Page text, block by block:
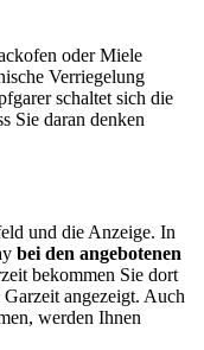
oder Miele
Verriegelung
schaltet sich die
Sie daran denken
und die Anzeige. In
bei den angebotenen
bekommen Sie dort
angezeigt. Auch
werden Ihnen